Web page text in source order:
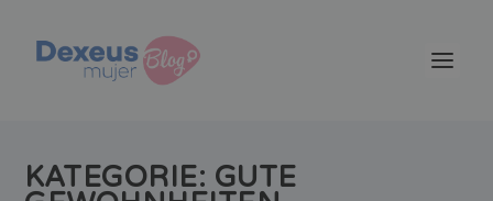
KATEGORIE: GUTE